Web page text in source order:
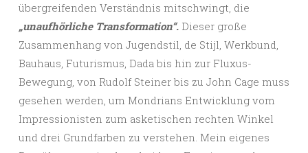
übergreifenden Verständnis mitschwingt, die
„unaufhörliche Transformation“. Dieser große
Zusammenhang von Jugendstil, de Stijl, Werkbund,
Bauhaus, Futurismus, Dada bis hin zur Fluxus-
Bewegung, von Rudolf Steiner bis zu John Cage muss
gesehen werden, um Mondrians Entwicklung vom
Impressionisten zum asketischen rechten Winkel
und drei Grundfarben zu verstehen. Mein eigenes